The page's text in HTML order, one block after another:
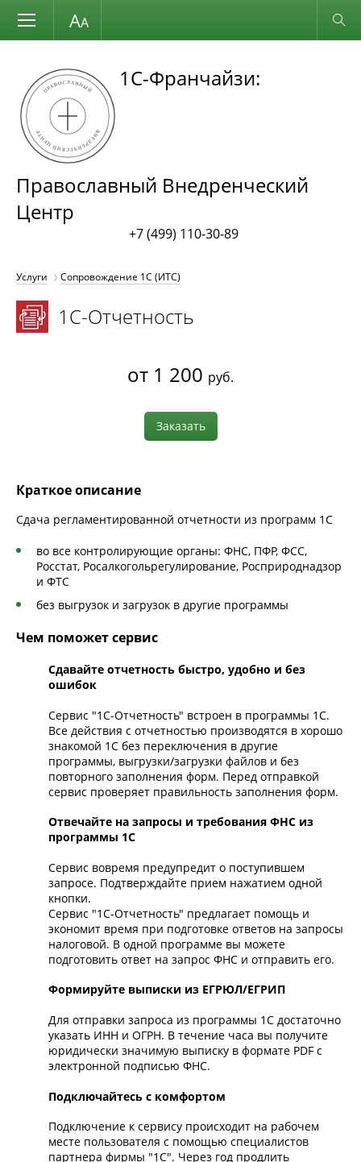
Размер шрифта Обычная версия
1С-Франчайзи:
Православный Внедренческий
Центр
+7 (499) 110-30-89
Услуги Сопровождение 1С (ИТС)
1С-Отчетность
от 1 200 руб.
Заказать
Краткое описание
Сдача регламентированной отчетности из программ 1С
во все контролирующие органы: ФНС, ПФР, ФСС,
Росстат, Росалкогольрегулирование, Росприроднадзор
и ФТС
без выгрузок и загрузок в другие программы
Чем поможет сервис
Сдавайте отчетность быстро, удобно и без
ошибок
Сервис "1С-Отчетность" встроен в программы 1С.
Все действия с отчетностью производятся в хорошо
знакомой 1С без переключения в другие
программы, выгрузки/загрузки файлов и без
повторного заполнения форм. Перед отправкой
сервис проверяет правильность заполнения форм.
Отвечайте на запросы и требования ФНС из
программы 1С
Сервис вовремя предупредит о поступившем
запросе. Подтверждайте прием нажатием одной
кнопки.
Сервис "1С-Отчетность" предлагает помощь и
экономит время при подготовке ответов на запросы
налоговой. В одной программе вы можете
подготовить ответ на запрос ФНС и отправить его.
Формируйте выписки из ЕГРЮЛ/ЕГРИП
Для отправки запроса из программы 1С достаточно
указать ИНН и ОГРН. В течение часа вы получите
юридически значимую выписку в формате PDF с
электронной подписью ФНС.
Подключайтесь с комфортом
Подключение к сервису происходит на рабочем
месте пользователя с помощью специалистов
партнера фирмы "1С". Через год продлить